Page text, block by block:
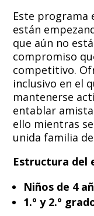
Este programa
están
que aún no
compromiso
competitivo.
inclusivo en el
mantenerse
entablar
ello mientras
unida familia
Estructura del
Niños de 4
1.º y 2.º